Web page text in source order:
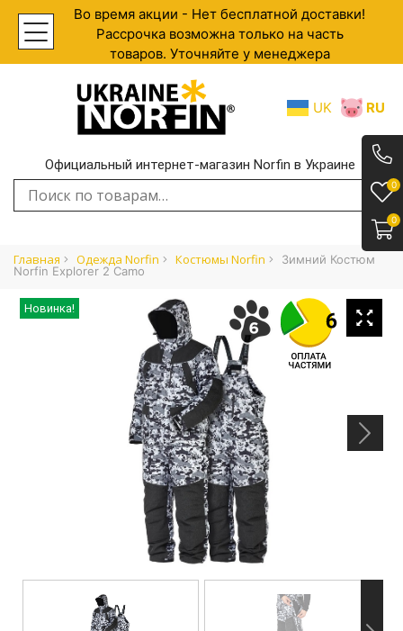
Во время акции - Нет бесплатной доставки!
Рассрочка возможна только на часть
товаров. Уточняйте у менеджера
UK RU
Официальный интернет-магазин Norfin в Украине
Искать:
Главная Одежда Norfin Костюмы Norfin
Зимний Костюм
Norfin Explorer 2 Camo
0
0
Новинка!